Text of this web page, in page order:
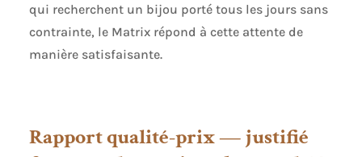
qui recherchent un bijou porté tous les jours sans
contrainte, le Matrix répond à cette attente de
manière satisfaisante.
Rapport qualité-prix — justifié